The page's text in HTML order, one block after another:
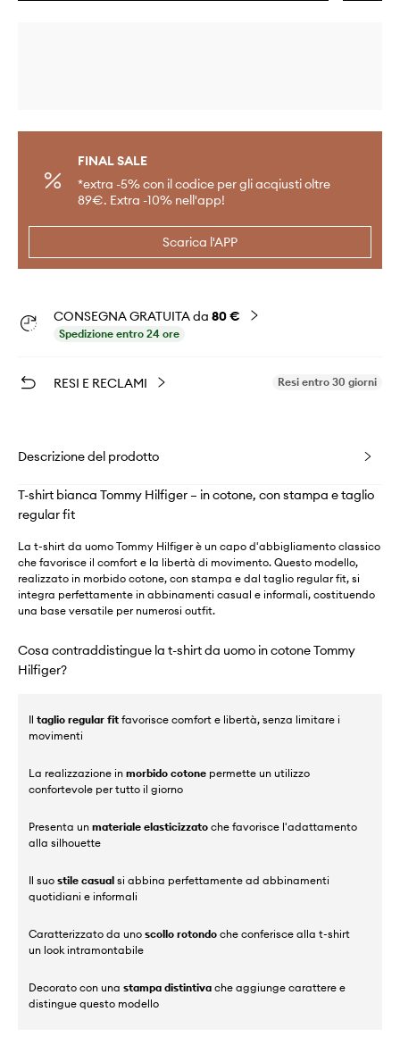
FINAL SALE
*extra -5% con il codice per gli acqiusti oltre
89€. Extra -10% nell'app!
Scarica l'APP
CONSEGNA GRATUITA da 80 €
Spedizione entro 24 ore
RESI E RECLAMI Resi entro 30 giorni
Descrizione del prodotto
T-shirt bianca Tommy Hilfiger – in cotone, con stampa e taglio
regular fit
La t-shirt da uomo Tommy Hilfiger è un capo d'abbigliamento classico
che favorisce il comfort e la libertà di movimento. Questo modello,
realizzato in morbido cotone, con stampa e dal taglio regular fit, si
integra perfettamente in abbinamenti casual e informali, costituendo
una base versatile per numerosi outfit.
Cosa contraddistingue la t-shirt da uomo in cotone Tommy
Hilfiger?
Il taglio regular fit favorisce comfort e libertà, senza limitare i
movimenti
La realizzazione in morbido cotone permette un utilizzo
confortevole per tutto il giorno
Presenta un materiale elasticizzato che favorisce l'adattamento
alla silhouette
Il suo stile casual si abbina perfettamente ad abbinamenti
quotidiani e informali
Caratterizzato da uno scollo rotondo che conferisce alla t-shirt
un look intramontabile
Decorato con una stampa distintiva che aggiunge carattere e
distingue questo modello